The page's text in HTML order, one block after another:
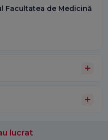
Facultatea de Medicină
lucrat